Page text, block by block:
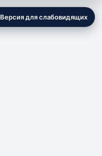
Версия для слабовидящих